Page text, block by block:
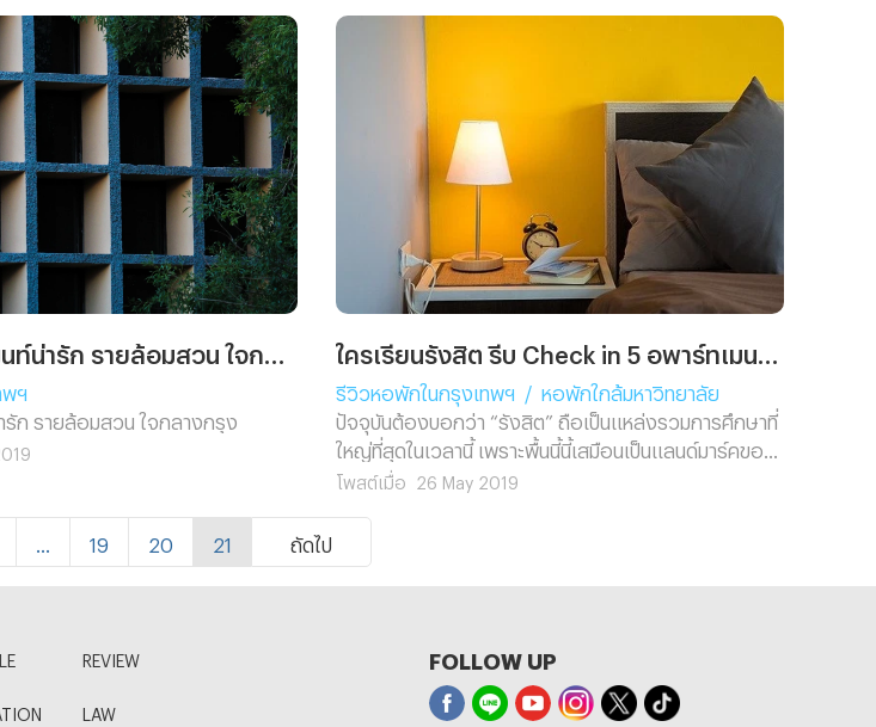
ไทยและชาวต่างชาติ แต่รู้หรือไม่ว่านอกจากสถานที่ท่อง
เมือง อีกทั้งในอนาคตจะมีโครงการรวมสวนสาธารณะเข้า
ด้วยกันถึง 4 สวน รวมพื้นที่กว่า 735 ไร่ ระบบคมนาคมก็
สะดวกสบาย จตุจักรจึงเป็นอีกหนึ่งพื้นที่ที่น่าอยู่อาศัยที่สุด
ใจกลางกรุงเทพฯ
พฯ
รัก รายล้อมสวน ใจกลางกรุง
รีวิวหอพักในกรุงเทพฯ /
หอพักใกล้มหาวิทยาลัย
ปัจจุบันต้องบอกว่า “รังสิต” ถือเป็นแหล่งรวมการศึกษาที่
ใหญ่ที่สุดในเวลานี้ เพราะพื้นนี้นี้เสมือนเป็นแลนด์มาร์คของ
มหาวิทยาลัยชื่อดัง ดังนั้นพื้นที่โดยรอบจึงเต็มไปด้วย
ถึงจะรองรับจำนวนนักเรียน นักศึกษาจากมหาวิทยาลัยชื่อ
โพสต์เมื่อ 26 May 2019
19 20 21 ถัดไป
REVIEW
LAW
FOLLOW UP